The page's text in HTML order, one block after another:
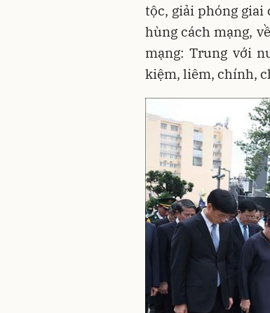
tộc, giải phóng giai
hùng cách mạng,
mạng: Trung với
kiệm, liêm, chính,